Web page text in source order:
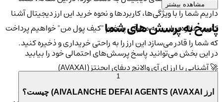
داریم شما را با ویژگی‌ها، کاربردها و نحوه خرید این ارز دیجیتال آشنا
کنیم. علاوه بر این، به معرفی پلتفرم "کیف پول من" خواهیم پرداخت
که شما را قادر می‌سازد این ارز را به راحتی خریداری و ذخیره کنید.
🚀 آشنایی با ارز ای آی والانچ دیفای ایجنتز (AVAXAI)
ای آی والانچ دیفای ایجنتز (AVAXAI)
یک پروژه پیشرفته در دنیای
مشاهده بیشتر
پاسخ به پرسش های شما
در این بخش می‌توانید پاسخ پرسش‌های احتمالی خود را بیابید
ارز AIVALANCHE DEFAI AGENTS (AVAXAI) چیست؟